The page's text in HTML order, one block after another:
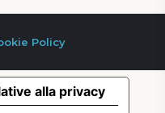
Policy
alla privacy